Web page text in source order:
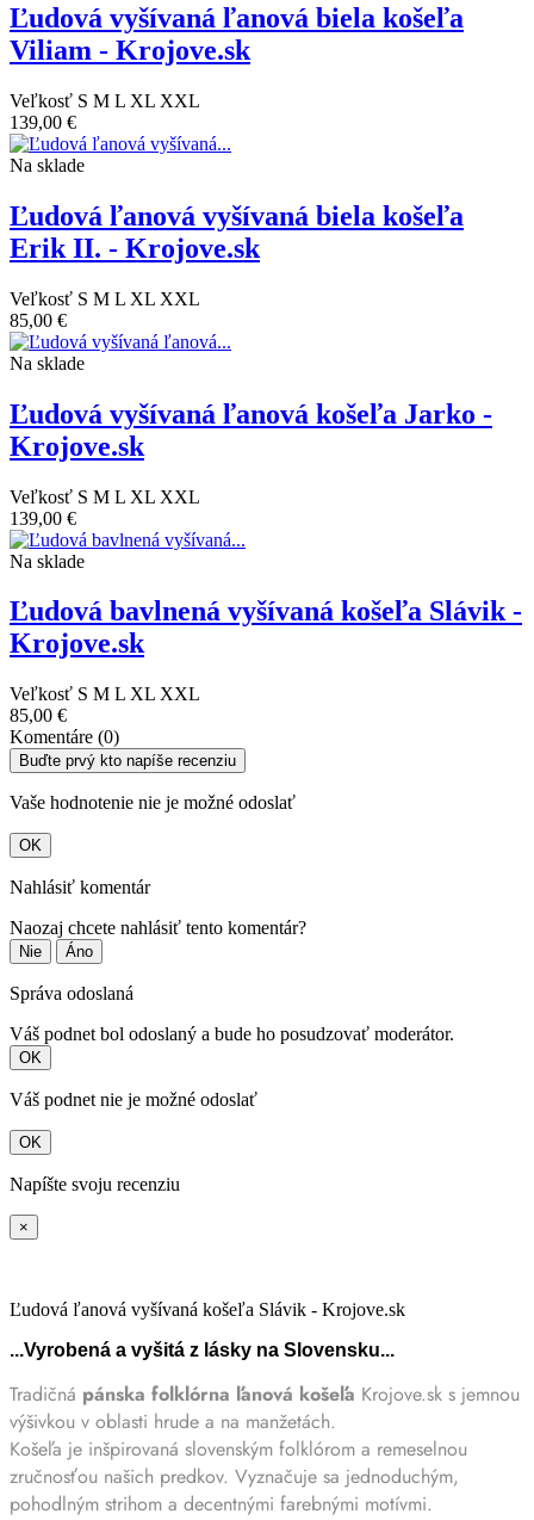
Ľudová vyšívaná ľanová biela košeľa
Viliam - Krojove.sk
Veľkosť S M L XL XXL
139,00 €
Na sklade
Ľudová ľanová vyšívaná biela košeľa
Erik II. - Krojove.sk
Veľkosť S M L XL XXL
85,00 €
Na sklade
Ľudová vyšívaná ľanová košeľa Jarko -
Krojove.sk
Veľkosť S M L XL XXL
139,00 €
Na sklade
Ľudová bavlnená vyšívaná košeľa Slávik -
Krojove.sk
Veľkosť S M L XL XXL
85,00 €
Komentáre (0)
Buďte prvý kto napíše recenziu
Vaše hodnotenie nie je možné odoslať
OK
Nahlásiť komentár
Naozaj chcete nahlásiť tento komentár?
Nie Áno
Správa odoslaná
Váš podnet bol odoslaný a bude ho posudzovať moderátor.
OK
Váš podnet nie je možné odoslať
OK
Napíšte svoju recenziu
×
Ľudová ľanová vyšívaná košeľa Slávik - Krojove.sk
...Vyrobená a vyšitá z lásky na Slovensku...
Tradičná pánska folklórna ľanová košeľa Krojove.sk s jemnou
výšivkou v oblasti hrude a na manžetách.
Košeľa je inšpirovaná slovenským folklórom a remeselnou
zručnosťou našich predkov. Vyznačuje sa jednoduchým,
pohodlným strihom a decentnými farebnými motívmi.